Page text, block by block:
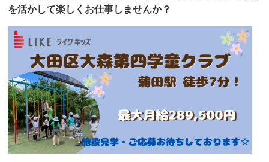
を活かして楽しくお仕事しませんか？